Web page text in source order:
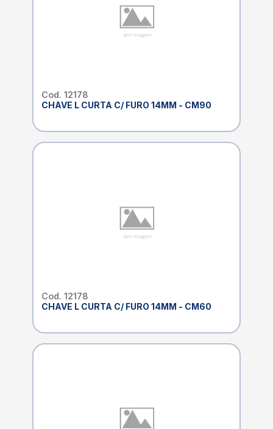
Cod. 12178
CHAVE L CURTA C/ FURO 14MM - CM90
Cod. 12178
CHAVE L CURTA C/ FURO 14MM - CM60